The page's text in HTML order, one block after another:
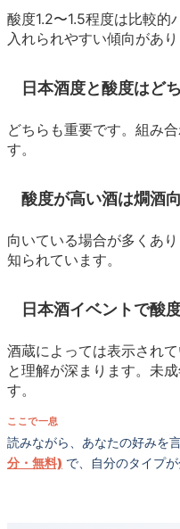
酸度1.2〜1.5程度は比較的
入れられやすい傾向があり
日本酒度と酸度はど
どちらも重要です。組み
す。
酸度が高い酒は燗酒
向いている場合が多くあ
知られています。
日本酒イベントで酸
酒蔵によっては表示され
と理解が深まります。未
す。
ここで一息
読みながら、あなたの好みを
分・無料) で、自分のタイプが